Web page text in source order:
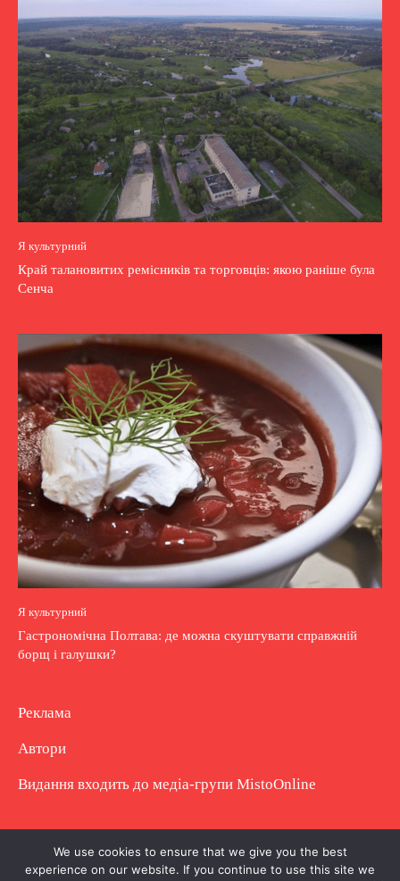
Я культурний
Край талановитих ремісників та торговців: якою раніше була
Сенча
Я культурний
Гастрономічна Полтава: де можна скуштувати справжній
борщ і галушки?
Реклама
Автори
Видання входить до медіа-групи MistoOnline
Copyright © Повне використання матеріалу
заборонено. Частково можна з гіперпосиланням.
We use cookies to ensure that we give you the best
experience on our website. If you continue to use this site we